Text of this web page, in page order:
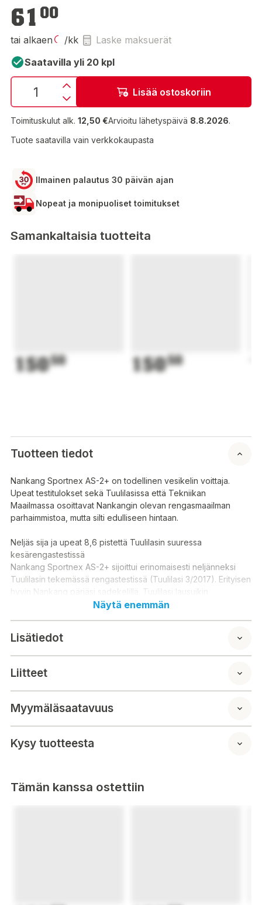
61,00 €
61 00
tai alkaen /kk
Laske maksuerät
Saatavilla yli 20 kpl
Lisää ostoskoriin
Toimituskulut alk. 12,50 €Arvioitu lähetyspäivä 8.8.2026.
Tuote saatavilla vain verkkokaupasta
Ilmainen palautus 30 päivän ajan
Nopeat ja monipuoliset toimitukset
Samankaltaisia tuotteita
15050 15050
Tuotteen tiedot
Nankang Sportnex AS-2+ on todellinen vesikelin voittaja.
Upeat testitulokset sekä Tuulilasissa että Tekniikan
Maailmassa osoittavat Nankangin olevan rengasmaailman
parhaimmistoa, mutta silti edulliseen hintaan.
Neljäs sija ja upeat 8,6 pistettä Tuulilasin suuressa
kesärengastestissä
Nankang Sportnex AS-2+ sijoittui erinomaisesti neljänneksi
Tuulilasin tekemässä rengastestissä (Tuulilasi 3/2017). Erityisen
hyvin Nankang pärjäsi sadekelillä. Tuulilasi lausuikin
Nankangista:"Etenkin hyvä märkäpito ilahduttaa. Sateella
mittauksesta arvosanaksi vähintään kahdeksikon. Tasaisen
suorituksen seurauksena konaisarvosana jäi vain puoli pistettä
parantuneilla otteillaan"
Nankang oli selkeästi testin edullisin rengas, johon myös
Tuulilasi kiinnitti huomiota. Tuulilasi kertoi Nankangin olleen
jopa 50 euroa testin toiseksi halvinta rengasta edullisempi, ja
kallein rengas oli peräti 79% Nankangia kalliimpi. Tästä
huolimatta Nankang oli erinomaisesti testin neljäs, jääden vain
Näytä enemmän
Lisätiedot
Liitteet
Myymäläsaatavuus
Kysy tuotteesta
Tämän kanssa ostettiin